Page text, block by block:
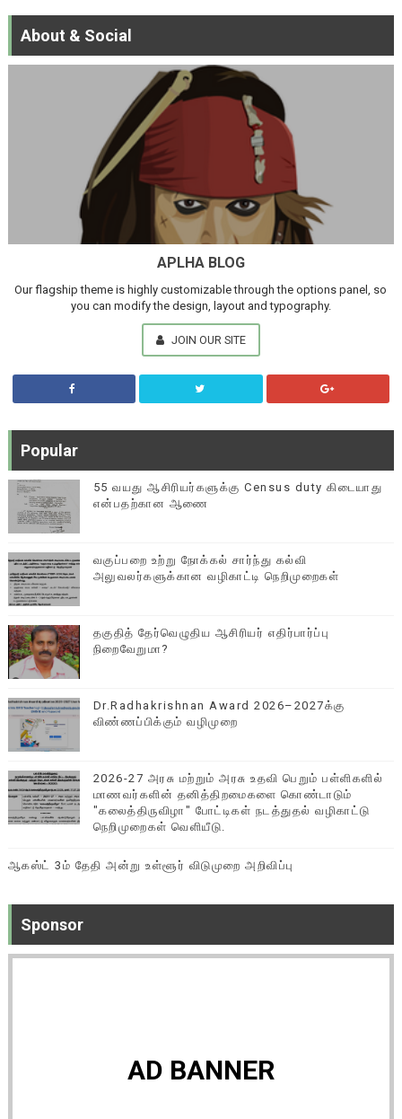
About & Social
APLHA BLOG
Our flagship theme is highly customizable through the options panel, so
you can modify the design, layout and typography.
JOIN OUR SITE
Popular
55 வயது ஆசிரியர்களுக்கு Census duty கிடையாது
என்பதற்கான ஆணை
வகுப்பறை உற்று நோக்கல் சார்ந்து கல்வி
அலுவலர்களுக்கான வழிகாட்டி நெறிமுறைகள்
தகுதித் தேர்வெழுதிய ஆசிரியர் எதிர்பார்ப்பு
நிறைவேறுமா?
Dr.Radhakrishnan Award 2026–2027க்கு
விண்ணப்பிக்கும் வழிமுறை
2026-27 அரசு மற்றும் அரசு உதவி பெறும் பள்ளிகளில்
மாணவர்களின் தனித்திறமைகளை கொண்டாடும்
"கலைத்திருவிழா" போட்டிகள் நடத்துதல் வழிகாட்டு
நெறிமுறைகள் வெளியீடு.
ஆகஸ்ட் 3ம் தேதி அன்று உள்ளூர் விடுமுறை அறிவிப்பு
Sponsor
AD BANNER